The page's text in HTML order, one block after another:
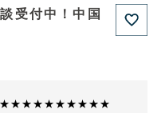
受付中！中国